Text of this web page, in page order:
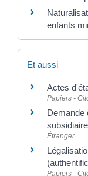
enfants
Et aussi
Actes
Papiers -
Demande
Étranger
Papiers -